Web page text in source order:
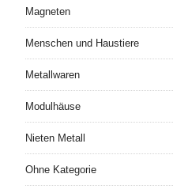
Magneten
Menschen und Haustiere
Metallwaren
Modulhäuse
Nieten Metall
Ohne Kategorie